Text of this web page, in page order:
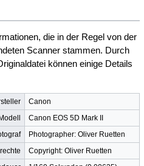
die in der Regel von der
Scanner stammen. Durch
können einige Details
Canon
Modell
Canon EOS 5D Mark II
Photographer: Oliver Ruetten
Copyright: Oliver Ruetten